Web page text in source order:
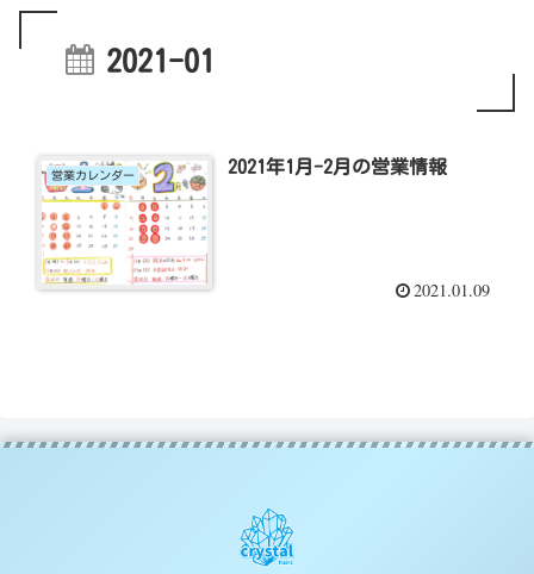
2021-01
営業カレンダー 2021年1月-2月の営業情報
2021.01.09